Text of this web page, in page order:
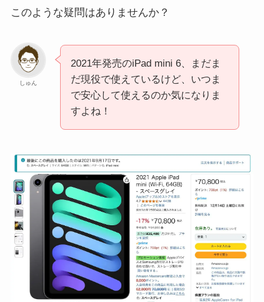
このような疑問はありませんか？
しゅん
2021年発売のiPad mini 6、まだま
だ現役で使えているけど、いつま
で安心して使えるのか気になりま
すよね！